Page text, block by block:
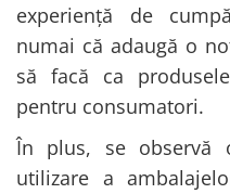
experiență de
numai că adaugă o
să facă ca
pentru consumatori.
În plus, se observă
utilizare a